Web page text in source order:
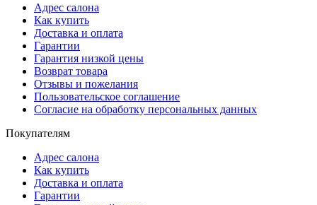
Адрес салона
Как купить
Доставка и оплата
Гарантии
Гарантия низкой цены
Возврат товара
Отзывы и пожелания
Пользовательское соглашение
Согласие на обработку персональных данных
Покупателям
Адрес салона
Как купить
Доставка и оплата
Гарантии